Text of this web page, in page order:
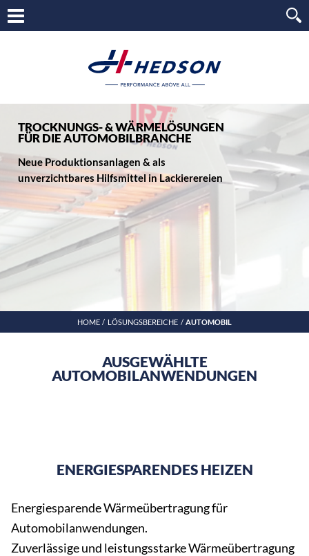
TROCKNUNGS- & WÄRMELÖSUNGEN
FÜR DIE AUTOMOBILBRANCHE
Neue Produktionsanlagen & als
unverzichtbares Hilfsmittel in Lackierereien
HOME LÖSUNGSBEREICHE AUTOMOBIL
AUSGEWÄHLTE
AUTOMOBILANWENDUNGEN
ENERGIESPARENDES HEIZEN
Energiesparende Wärmeübertragung für
Automobilanwendungen.
Zuverlässige und leistungsstarke Wärmeübertragung